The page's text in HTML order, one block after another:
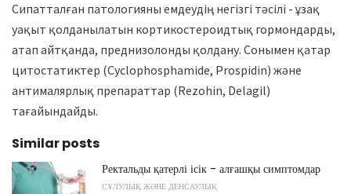
Сипатталған патологияны емдеудің негізгі тәсілі - ұзақ
уақыт қолданылатын кортикостероидтық гормондарды,
атап айтқанда, преднизолонды қолдану. Сонымен қатар
цитостатиктер (Cyclophosphamide, Prospidin) және
антималярлық препараттар (Rezohin, Delagil)
тағайындайды.
Similar posts
Ректальды қатерлі ісік - алғашқы симптомдар
СҰЛУЛЫҚ ЖӘНЕ ДЕНСАУЛЫҚ